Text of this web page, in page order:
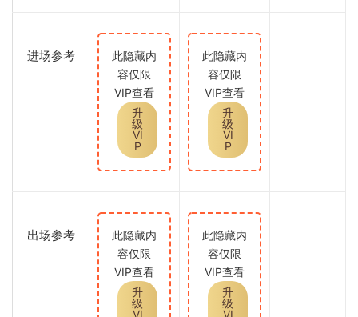
进场参考
此隐藏内
容仅限
VIP查看
升
级
VI
P
此隐藏内
容仅限
VIP查看
升
级
VI
P
出场参考
此隐藏内
容仅限
VIP查看
升
级
VI
此隐藏内
容仅限
VIP查看
升
级
VI